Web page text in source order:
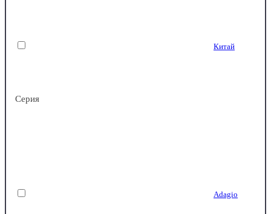
Китай
Серия
Adagio